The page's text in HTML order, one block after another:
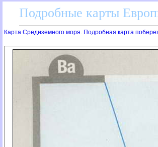
Подробные карты
Карта Средиземного моря. Подробная карта